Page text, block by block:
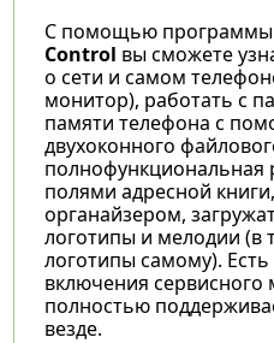
C помощью программы
Control вы сможете
о сети и самом
монитор), работать с
памяти телефона с
двухоконного
полнофункциональная
полями адресной
органайзером,
логотипы и мелодии (в
логотипы самому).
включения
полностью
везде.